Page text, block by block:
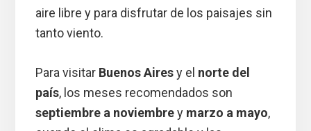
aire libre y para disfrutar de los paisajes sin
tanto viento.
Para visitar Buenos Airesy el norte del
país, los meses recomendados son
septiembre a noviembrey marzo a mayo,